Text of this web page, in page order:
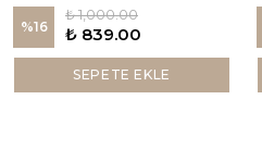
%16
₺ 1,000.00
₺ 839.00
SEPETE EKLE